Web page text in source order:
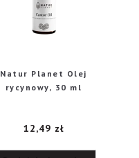
Natur Planet Olej
rycynowy, 30 ml
12,49 zł